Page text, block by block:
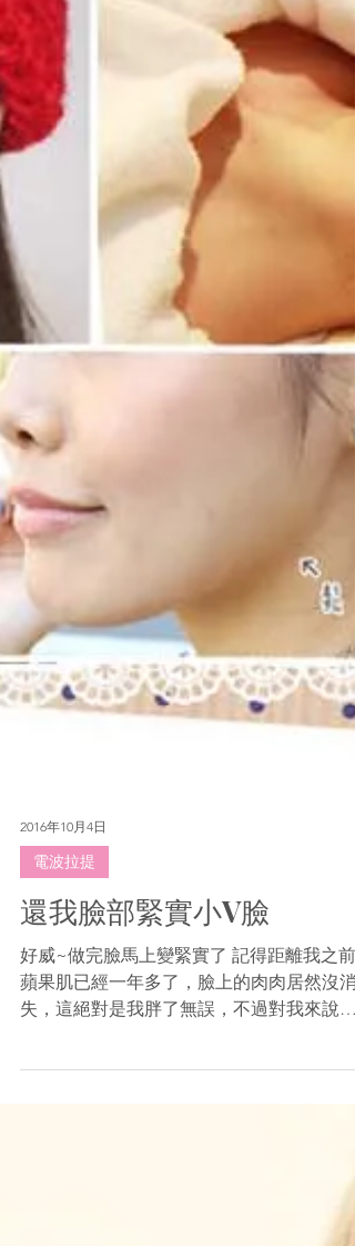
電波拉提
還我臉部緊實小V臉
好威~做完臉馬上變緊實了 記得距離我之前
失，這絕對是我胖了無誤，不過對我來說…